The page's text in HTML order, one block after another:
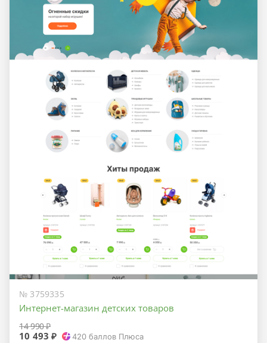
№ 3759335
Интернет-магазин детских товаров
14 990 ₽
10 493 ₽ 420баллов Плюса